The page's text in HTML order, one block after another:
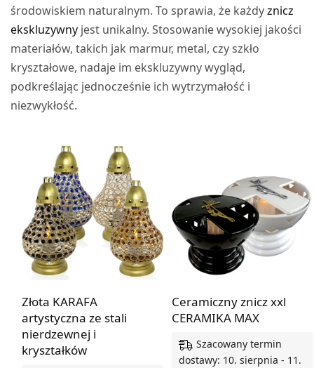
środowiskiem naturalnym. To sprawia, że każdyznicz
ekskluzywny jest unikalny. Stosowanie wysokiej jakości
materiałów, takich jak marmur, metal, czy szkło
kryształowe, nadaje im ekskluzywny wygląd,
podkreślając jednocześnie ich wytrzymałość i
niezwykłość.
Złota KARAFA
artystyczna ze stali
nierdzewnej i
kryształków
Ceramiczny znicz xxl
CERAMIKA MAX
Szacowany termin
dostawy: 10. sierpnia - 11.